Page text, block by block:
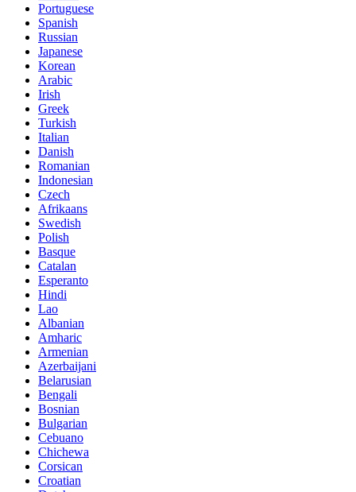
Portuguese
Spanish
Russian
Japanese
Korean
Arabic
Irish
Greek
Turkish
Italian
Danish
Romanian
Indonesian
Czech
Afrikaans
Swedish
Polish
Basque
Catalan
Esperanto
Hindi
Lao
Albanian
Amharic
Armenian
Azerbaijani
Belarusian
Bengali
Bosnian
Bulgarian
Cebuano
Chichewa
Corsican
Croatian